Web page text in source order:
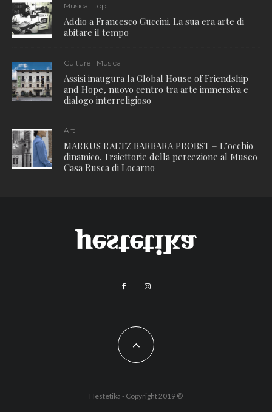
Musica top
Addio a Francesco Guccini. La sua era arte di
abitare il tempo
Culture Musica
Assisi inaugura la Global House of Friendship
and Hope, nuovo centro tra arte immersiva e
dialogo interreligioso
Art
MARKUS RAETZ BARBARA PROBST – L’occhio
dinamico. Traiettorie della percezione al Museo
Casa Rusca di Locarno
Hestetika - Copyright 2019 ©